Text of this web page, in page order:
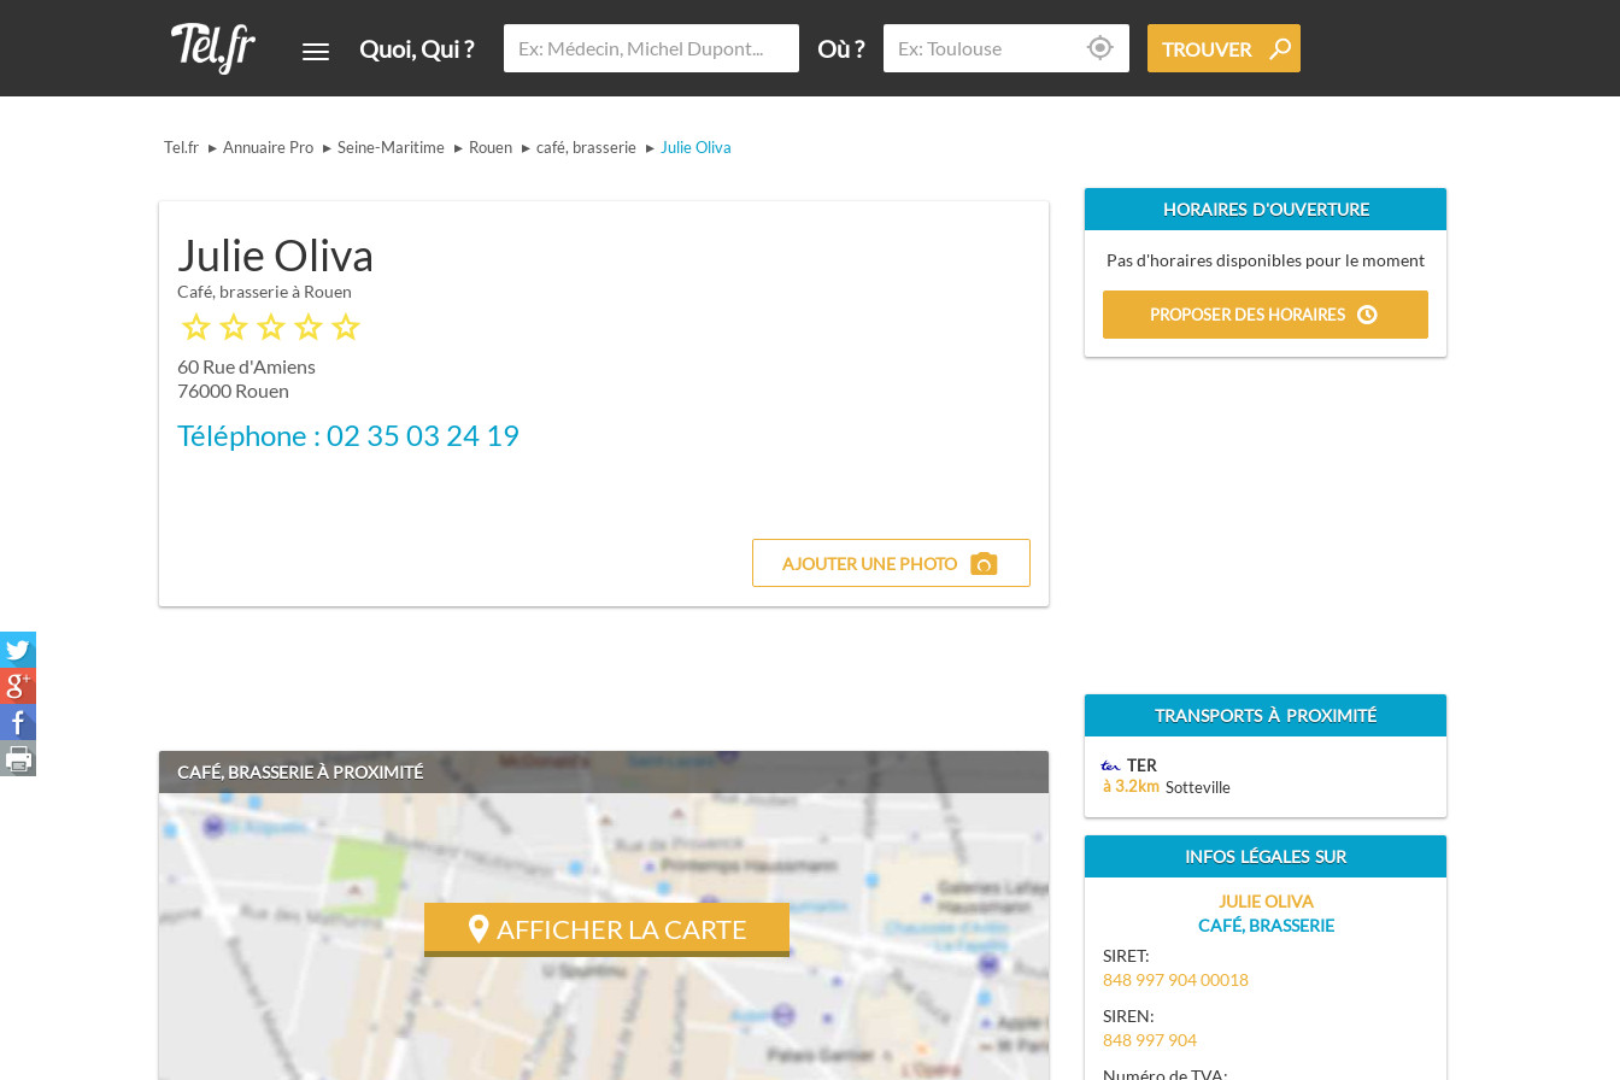
Quoi, Qui ? Où ? TROUVER
Tel.fr ▸ Annuaire Pro ▸ Seine-Maritime ▸ Rouen ▸ café, brasserie ▸ Julie Oliva
AJOUTER UNE PHOTO
Julie Oliva
Café, brasserie à Rouen
60 Rue d'Amiens
76000 Rouen
Téléphone : 02 35 03 24 19
CAFÉ, BRASSERIE À PROXIMITÉ
AFFICHER LA CARTE
HORAIRES D'OUVERTURE
Pas d'horaires disponibles pour le moment
PROPOSER DES HORAIRES
TRANSPORTS À PROXIMITÉ
TER
à 3.2km Sotteville
INFOS LÉGALES SUR
JULIE OLIVA
CAFÉ, BRASSERIE
SIRET:
848 997 904 00018
SIREN:
848 997 904
Numéro de TVA: